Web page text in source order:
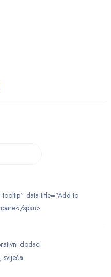
tooltip" data-title="Add to
span>
dodaci
, svijeća